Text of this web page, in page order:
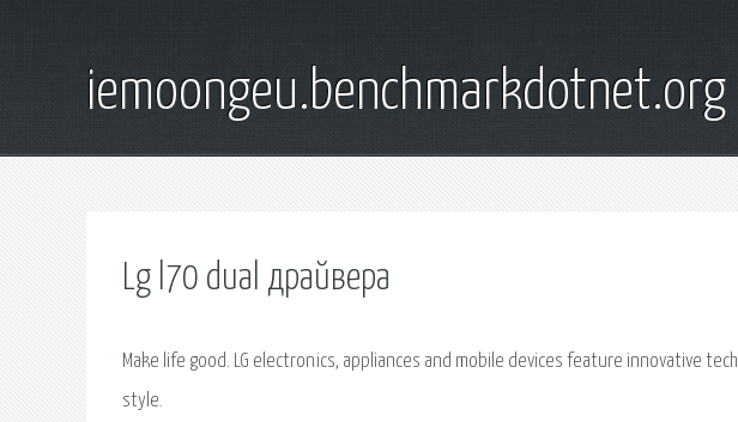
iemoongeu.benchmarkdotnet.org
Lg l70 dual драйвера
Make life good. LG electronics, appliances and mobile devices feature innovative
style.